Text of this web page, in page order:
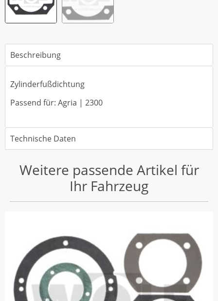
Beschreibung
Zylinderfußdichtung
Passend für: Agria | 2300
Technische Daten
Weitere passende Artikel für
Ihr Fahrzeug